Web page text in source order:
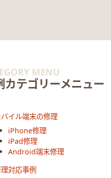
MENU
カテゴリーメニュー
イル端末の修理
iPhone修理
iPad修理
Android端末修理
対応事例